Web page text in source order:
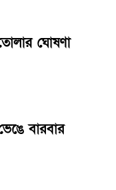
ঘোষণা
বারবার